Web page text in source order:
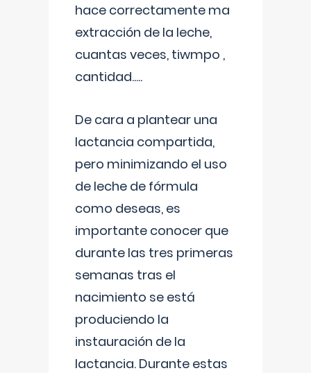
hace correctamente ma
extracción de la leche,
cuantas veces, tiwmpo ,
cantidad.....
De cara a plantear una
lactancia compartida,
pero minimizando el uso
de leche de fórmula
como deseas, es
importante conocer que
durante las tres primeras
semanas tras el
nacimiento se está
produciendo la
instauración de la
lactancia. Durante estas